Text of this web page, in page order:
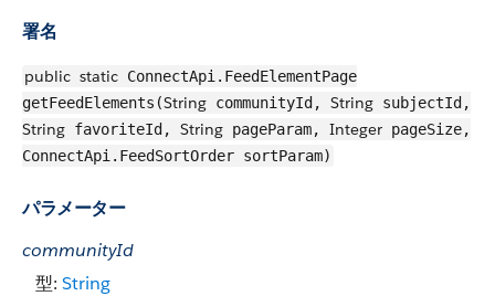
署名
public static ConnectApi.FeedElementPage
getFeedElements(String communityId, String subjectId,
String favoriteId, String pageParam, Integer pageSize,
ConnectApi.FeedSortOrder sortParam)
パラメーター
communityId
型: String